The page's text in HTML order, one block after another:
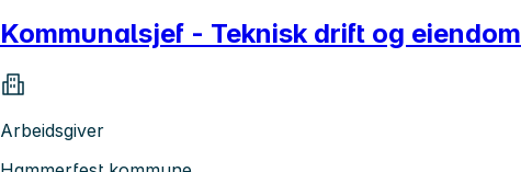
Kommunalsjef - Teknisk drift og eiendom
Arbeidsgiver